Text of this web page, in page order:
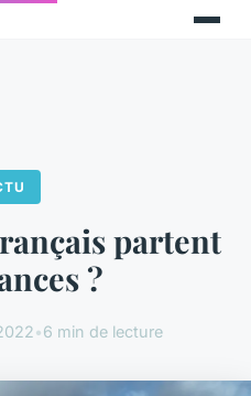
partent
?
•6 min de lecture